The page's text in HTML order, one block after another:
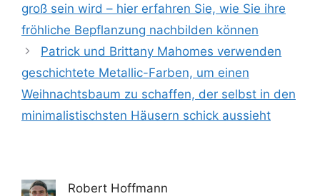
groß sein wird – hier erfahren Sie, wie Sie ihre
fröhliche Bepflanzung nachbilden können
Patrick und Brittany Mahomes verwenden
geschichtete Metallic-Farben, um einen
Weihnachtsbaum zu schaffen, der selbst in den
minimalistischsten Häusern schick aussieht
Robert Hoffmann